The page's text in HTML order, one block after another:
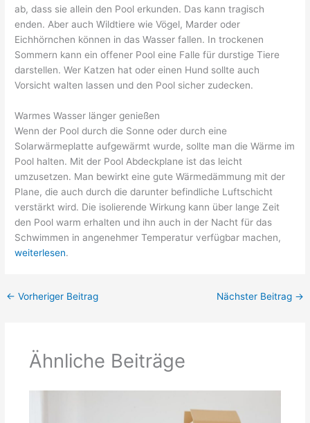
ab, dass sie allein den Pool erkunden. Das kann tragisch
enden. Aber auch Wildtiere wie Vögel, Marder oder
Eichhörnchen können in das Wasser fallen. In trockenen
Sommern kann ein offener Pool eine Falle für durstige Tiere
darstellen. Wer Katzen hat oder einen Hund sollte auch
Vorsicht walten lassen und den Pool sicher zudecken.
Warmes Wasser länger genießen
Wenn der Pool durch die Sonne oder durch eine
Solarwärmeplatte aufgewärmt wurde, sollte man die Wärme im
Pool halten. Mit der Pool Abdeckplane ist das leicht
umzusetzen. Man bewirkt eine gute Wärmedämmung mit der
Plane, die auch durch die darunter befindliche Luftschicht
verstärkt wird. Die isolierende Wirkung kann über lange Zeit
den Pool warm erhalten und ihn auch in der Nacht für das
Schwimmen in angenehmer Temperatur verfügbar machen,
weiterlesen.
← Vorheriger Beitrag Nächster Beitrag →
Ähnliche Beiträge